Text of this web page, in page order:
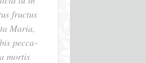
fructus
Maria,
pec­ca­
mortis